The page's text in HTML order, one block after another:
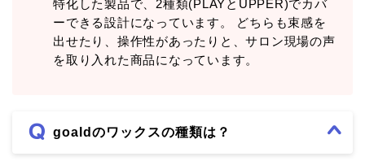
特化した製品で、2種類(PLAYとUPPER)でカバ
ーできる設計になっています。 どちらも束感を
出せたり、操作性があったりと、サロン現場の声
を取り入れた商品になっています。
goaldのワックスの種類は？